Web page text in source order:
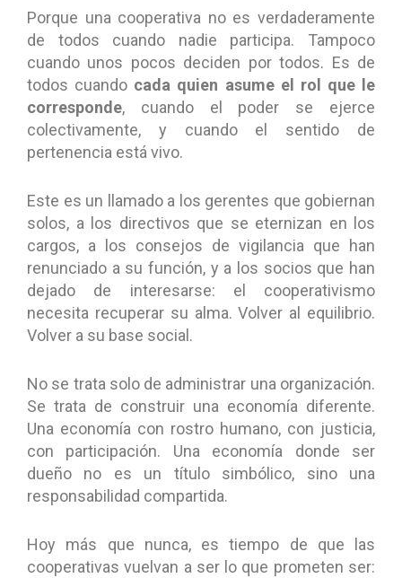
Porque una cooperativa no es verdaderamente
de todos cuando nadie participa. Tampoco
cuando unos pocos deciden por todos. Es de
todos cuando cada quien asume el rol que le
corresponde, cuando el poder se ejerce
colectivamente, y cuando el sentido de
pertenencia está vivo.
Este es un llamado a los gerentes que gobiernan
solos, a los directivos que se eternizan en los
cargos, a los consejos de vigilancia que han
renunciado a su función, y a los socios que han
dejado de interesarse: el cooperativismo
necesita recuperar su alma. Volver al equilibrio.
Volver a su base social.
No se trata solo de administrar una organización.
Se trata de construir una economía diferente.
Una economía con rostro humano, con justicia,
con participación. Una economía donde ser
dueño no es un título simbólico, sino una
responsabilidad compartida.
Hoy más que nunca, es tiempo de que las
cooperativas vuelvan a ser lo que prometen ser: